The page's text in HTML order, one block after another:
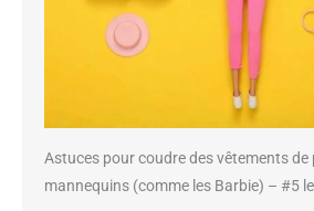
Astuces pour coudre des vêtements de
mannequins (comme les Barbie) – #5